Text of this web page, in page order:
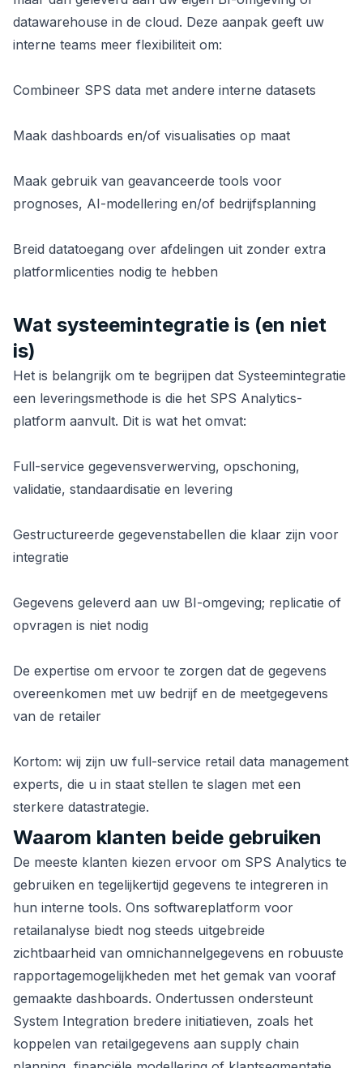
datawarehouse in de cloud. Deze aanpak geeft uw
interne teams meer flexibiliteit om:
Combineer SPS data met andere interne datasets
Maak dashboards en/of visualisaties op maat
Maak gebruik van geavanceerde tools voor
prognoses, AI-modellering en/of bedrijfsplanning
Breid datatoegang over afdelingen uit zonder extra
platformlicenties nodig te hebben
Wat systeemintegratie is (en niet
is)
Het is belangrijk om te begrijpen dat Systeemintegratie
een leveringsmethode is die het SPS Analytics-
platform aanvult. Dit is wat het omvat:
Full-service gegevensverwerving, opschoning,
validatie, standaardisatie en levering
Gestructureerde gegevenstabellen die klaar zijn voor
integratie
Gegevens geleverd aan uw BI-omgeving; replicatie of
opvragen is niet nodig
De expertise om ervoor te zorgen dat de gegevens
overeenkomen met uw bedrijf en de meetgegevens
van de retailer
Kortom: wij zijn uw full-service retail data management
experts, die u in staat stellen te slagen met een
sterkere datastrategie.
Waarom klanten beide gebruiken
De meeste klanten kiezen ervoor om SPS Analytics te
gebruiken en tegelijkertijd gegevens te integreren in
hun interne tools. Ons softwareplatform voor
retailanalyse biedt nog steeds uitgebreide
zichtbaarheid van omnichannelgegevens en robuuste
rapportagemogelijkheden met het gemak van vooraf
gemaakte dashboards. Ondertussen ondersteunt
System Integration bredere initiatieven, zoals het
koppelen van retailgegevens aan supply chain